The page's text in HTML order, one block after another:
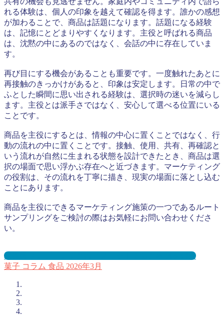
れる体験は、個人の印象を越えて確認を得ます。誰かの感想
が加わることで、商品は話題になります。話題になる経験
は、記憶にとどまりやすくなります。主役と呼ばれる商品
は、沈黙の中にあるのではなく、会話の中に存在していま
す。
再び目にする機会があることも重要です。一度触れたあとに
再接触のきっかけがあると、印象は安定します。日常の中で
ふとした瞬間に思い出される経験は、選択時の迷いを減らし
ます。主役とは派手さではなく、安心して選べる位置にいる
ことです。
商品を主役にするとは、情報の中心に置くことではなく、行
動の流れの中に置くことです。接触、使用、共有、再確認と
いう流れが自然に生まれる状態を設計できたとき、商品は選
択の場面で思い浮かぶ存在へと近づきます。マーケティング
の役割は、その流れを丁寧に描き、現実の場面に落とし込む
ことにあります。
商品を主役にできるマーケティング施策の一つであるルート
サンプリングをご検討の際はお気軽にお問い合わせくださ
い。
幼稚園サンプリングとは？メリット３選と事例を紹介
菓子 コラム 食品 2026年3月